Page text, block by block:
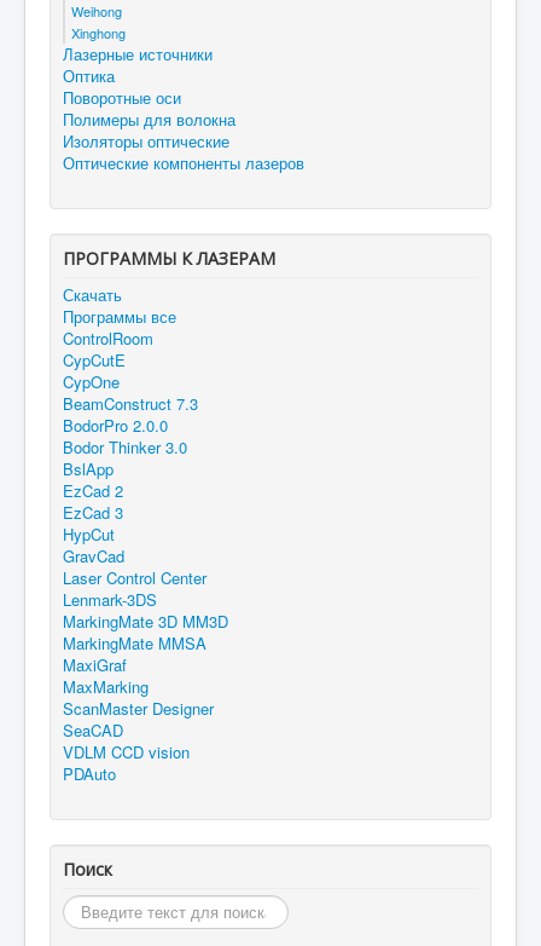
Weihong
Xinghong
Лазерные источники
Оптика
Поворотные оси
Полимеры для волокна
Изоляторы оптические
Оптические компоненты лазеров
ПРОГРАММЫ К ЛАЗЕРАМ
Скачать
Программы все
ControlRoom
CypCutE
CypOne
BeamConstruct 7.3
BodorPro 2.0.0
Bodor Thinker 3.0
BslApp
EzCad 2
EzCad 3
HypCut
GravCad
Laser Control Center
Lenmark-3DS
MarkingMate 3D MM3D
MarkingMate MMSA
MaxiGraf
MaxMarking
ScanMaster Designer
SeaCAD
VDLM CCD vision
PDAuto
Поиск
Искать...